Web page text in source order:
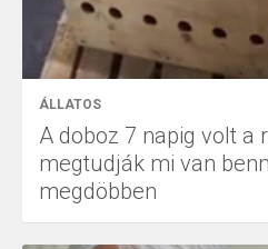
ÁLLATOS
A doboz 7 napig volt a
megtudják mi van
megdöbben